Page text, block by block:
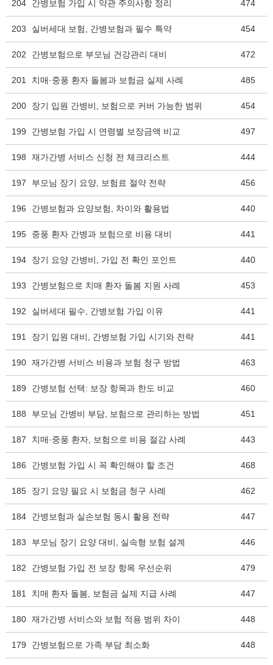
204 간병보험 가입 시 약관 주의사항 정리 474
203 실버세대 보험, 간병보험과 필수 특약 454
202 간병보험으로 부모님 건강관리 대비 472
201 치매·중풍 환자 돌봄과 보험금 실제 사례 485
200 장기 입원 간병비, 보험으로 커버 가능한 범위 454
199 간병보험 가입 시 연령별 보장금액 비교 497
198 재가간병 서비스 신청 전 체크리스트 444
197 부모님 장기 요양, 보험료 절약 전략 456
196 간병보험과 요양보험, 차이와 활용법 440
195 중풍 환자 간병과 보험으로 비용 대비 441
194 장기 요양 간병비, 가입 전 확인 포인트 440
193 간병보험으로 치매 환자 돌봄 지원 사례 453
192 실버세대 필수, 간병보험 가입 이유 441
191 장기 입원 대비, 간병보험 가입 시기와 전략 441
190 재가간병 서비스 비용과 보험 청구 방법 463
189 간병보험 선택: 보장 항목과 한도 비교 460
188 부모님 간병비 부담, 보험으로 관리하는 방법 451
187 치매·중풍 환자, 보험으로 비용 절감 사례 443
186 간병보험 가입 시 꼭 확인해야 할 조건 468
185 장기 요양 필요 시 보험금 청구 사례 462
184 간병보험과 실손보험 동시 활용 전략 447
183 부모님 장기 요양 대비, 실속형 보험 설계 446
182 간병보험 가입 전 보장 항목 우선순위 479
181 치매 환자 돌봄, 보험금 실제 지급 사례 447
180 재가간병 서비스와 보험 적용 범위 차이 448
179 간병보험으로 가족 부담 최소화 448